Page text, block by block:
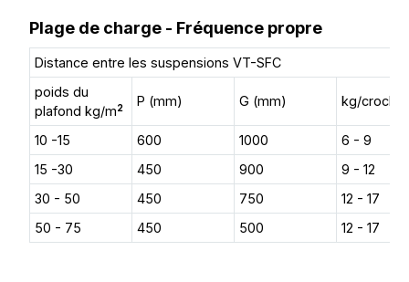
Plage de charge - Fréquence propre
Distance entre les suspensions VT-SFC
poids du
plafond kg/m2 P (mm) G (mm) kg/crochet
10 -15 600 1000
6 - 9
15 -30
450 900
9 - 12
30 - 50
450 750
12 - 17
50 - 75
450 500 12 - 17